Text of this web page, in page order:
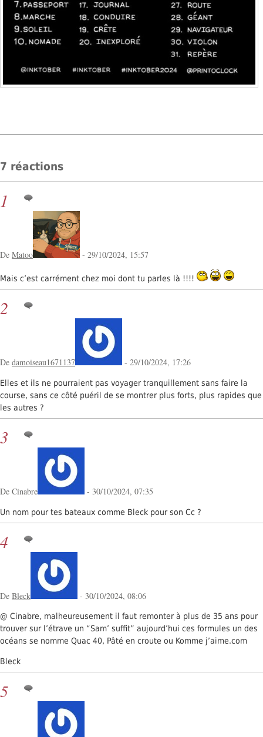
7 réactions
1
De Matoo - 29/10/2024, 15:57
Mais c’est carrément chez moi dont tu parles là !!!!
2
De damoiseau1671137 - 29/10/2024, 17:26
Elles et ils ne pourraient pas voyager tranquillement sans faire la
course, sans ce côté puéril de se montrer plus forts, plus rapides que
les autres ?
3
De Cinabre - 30/10/2024, 07:35
Un nom pour tes bateaux comme Bleck pour son Cc ?
4
De Bleck - 30/10/2024, 08:06
@ Cinabre, malheureusement il faut remonter à plus de 35 ans pour
trouver sur l’étrave un “Sam’ suffit” aujourd’hui ces formules un des
océans se nomme Quac 40, Pâté en croute ou Komme j’aime.com
Bleck
5